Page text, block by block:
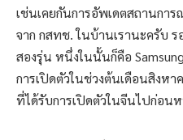
เช่นเคยกันการอัพเดตสถานก
จาก กสทช. ในบ้านเรานะครับ
สองรุ่น หนึ่งในนั้นก็คือ
การเปิดตัวในช่วงต้นเดือนสิงห
ที่ได้รับการเปิดตัวในจีนไปก่อน